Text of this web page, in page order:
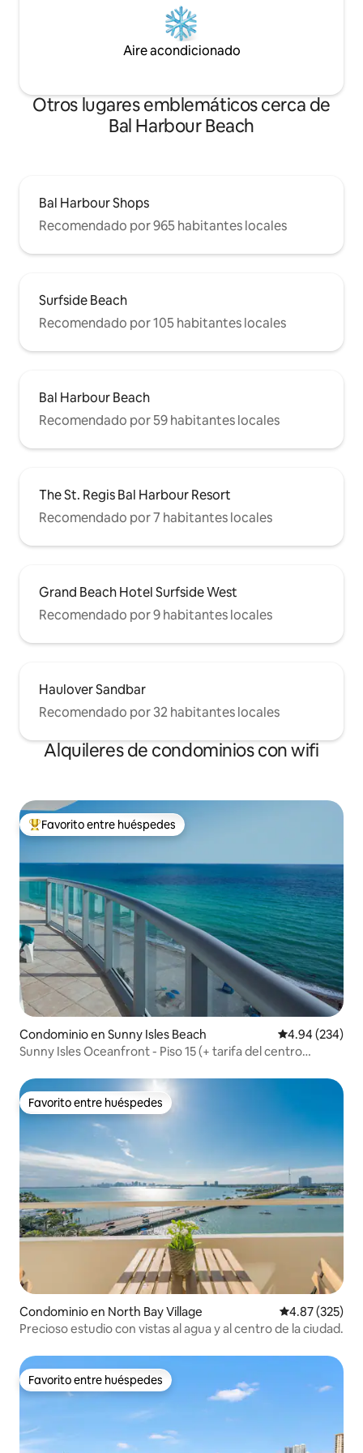
Aire acondicionado
Otros lugares emblemáticos cerca de
Bal Harbour Beach
Bal Harbour Shops
Recomendado por 965 habitantes locales
Surfside Beach
Recomendado por 105 habitantes locales
Bal Harbour Beach
Recomendado por 59 habitantes locales
The St. Regis Bal Harbour Resort
Recomendado por 7 habitantes locales
Grand Beach Hotel Surfside West
Recomendado por 9 habitantes locales
Haulover Sandbar
Recomendado por 32 habitantes locales
Alquileres de condominios con wifi
De los mejores en Favorito entre huéspedes
Favorito entre huéspedes
Condominio en Sunny Isles Beach Calificación
4.94 (234)
Sunny Isles Oceanfront - Piso 15 (+ tarifa del centro
Favorito entre huéspedes
Favorito entre huéspedes
Condominio en North Bay Village Calificación
4.87 (325)
Precioso estudio con vistas al agua y al centro de la ciudad.
Favorito entre huéspedes
Favorito entre huéspedes